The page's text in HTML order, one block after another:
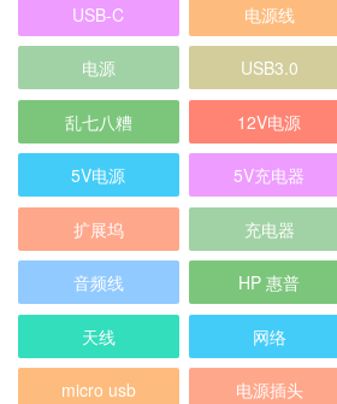
USB-C 电源线
电源 USB3.0
乱七八糟 12V电源
5V电源 5V充电器
扩展坞 充电器
音频线 HP 惠普
天线 网络
micro usb 电源插头